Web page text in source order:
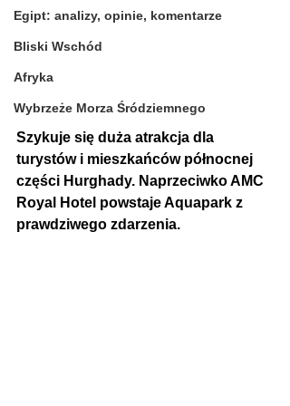
Egipt: analizy, opinie, komentarze
Bliski Wschód
Afryka
Wybrzeże Morza Śródziemnego
Szykuje się duża atrakcja dla
turystów i mieszkańców północnej
części Hurghady. Naprzeciwko AMC
Royal Hotel powstaje Aquapark z
prawdziwego zdarzenia.